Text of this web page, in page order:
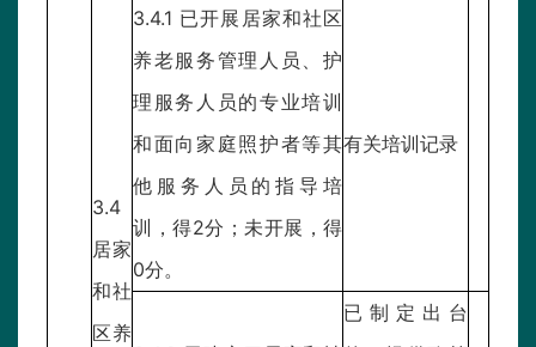
3.4
居家
和社
区养
3.4.1 已开展居家和社区
养老服务管理人员、护
理服务人员的专业培训
和面向家庭照护者等其
他服务人员的指导培
训，得2分；未开展，得
0分。
有关培训记录
已制定出台